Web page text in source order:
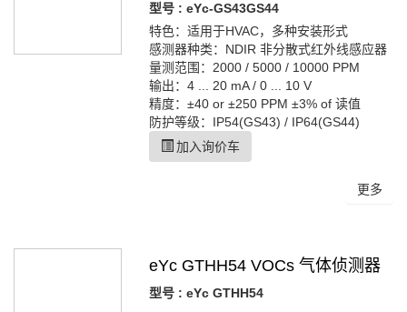
型号 : eYc-GS43GS44
特色：适用于HVAC，多种安装形式
感测器种类：NDIR 非分散式红外线感应器
量测范围：2000 / 5000 / 10000 PPM
输出：4 ... 20 mA / 0 ... 10 V
精度：±40 or ±250 PPM ±3% of 读值
防护等级：IP54(GS43) / IP64(GS44)
加入询价车
更多
eYc GTHH54 VOCs 气体侦测器
型号 : eYc GTHH54